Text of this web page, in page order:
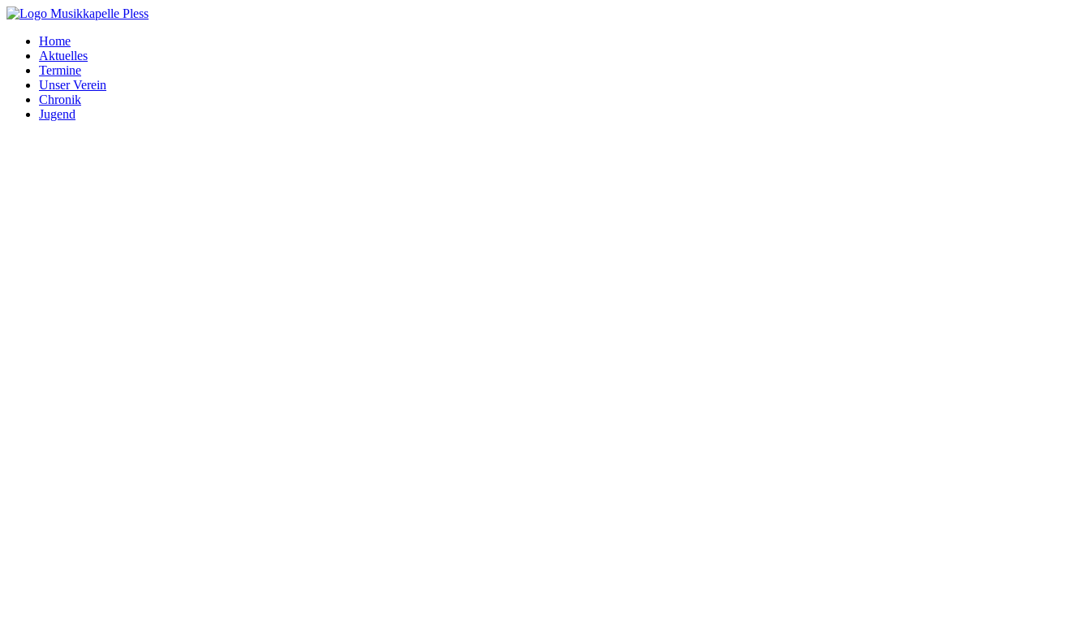
Zum
springenHome
Aktuelles
Termine
Unser Verein
Chronik
Jugend